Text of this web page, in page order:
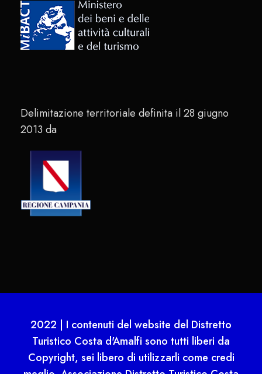
Delimitazione territoriale definita il 28 giugno
2013 da
2022 | I contenuti del website del Distretto
Turistico Costa d'Amalfi sono tutti liberi da
Copyright, sei libero di utilizzarli come credi